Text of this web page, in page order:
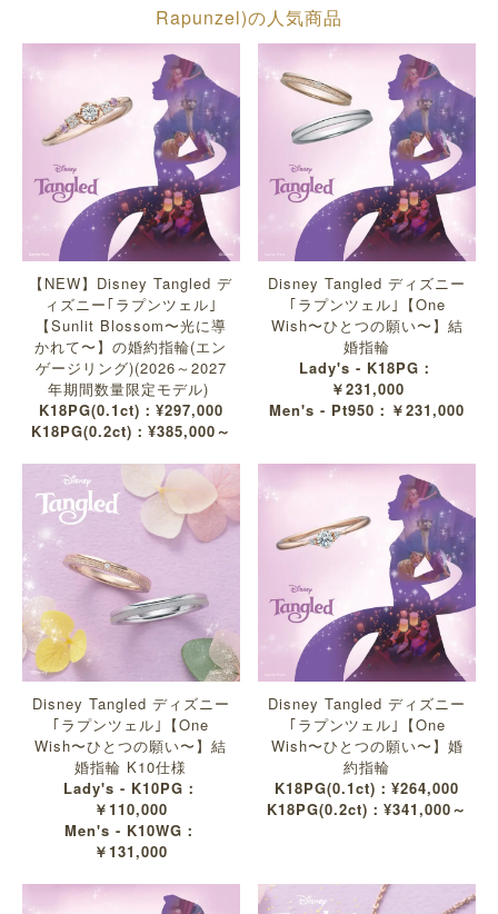
Rapunzel)の人気商品
【NEW】Disney Tangled デ
ィズニー｢ラプンツェル｣
【Sunlit Blossom〜光に導
かれて〜】の婚約指輪(エン
ゲージリング)(2026～2027
年期間数量限定モデル)
K18PG(0.1ct)：¥297,000
K18PG(0.2ct)：¥385,000～
Disney Tangled ディズニー
｢ラプンツェル｣【One
Wish〜ひとつの願い〜】結
婚指輪
Lady's - K18PG：
￥231,000
Men's - Pt950：￥231,000
Disney Tangled ディズニー
｢ラプンツェル｣【One
Wish〜ひとつの願い〜】結
婚指輪 K10仕様
Lady's - K10PG：
￥110,000
Men's - K10WG：
￥131,000
Disney Tangled ディズニー
｢ラプンツェル｣【One
Wish〜ひとつの願い〜】婚
約指輪
K18PG(0.1ct)：¥264,000
K18PG(0.2ct)：¥341,000～